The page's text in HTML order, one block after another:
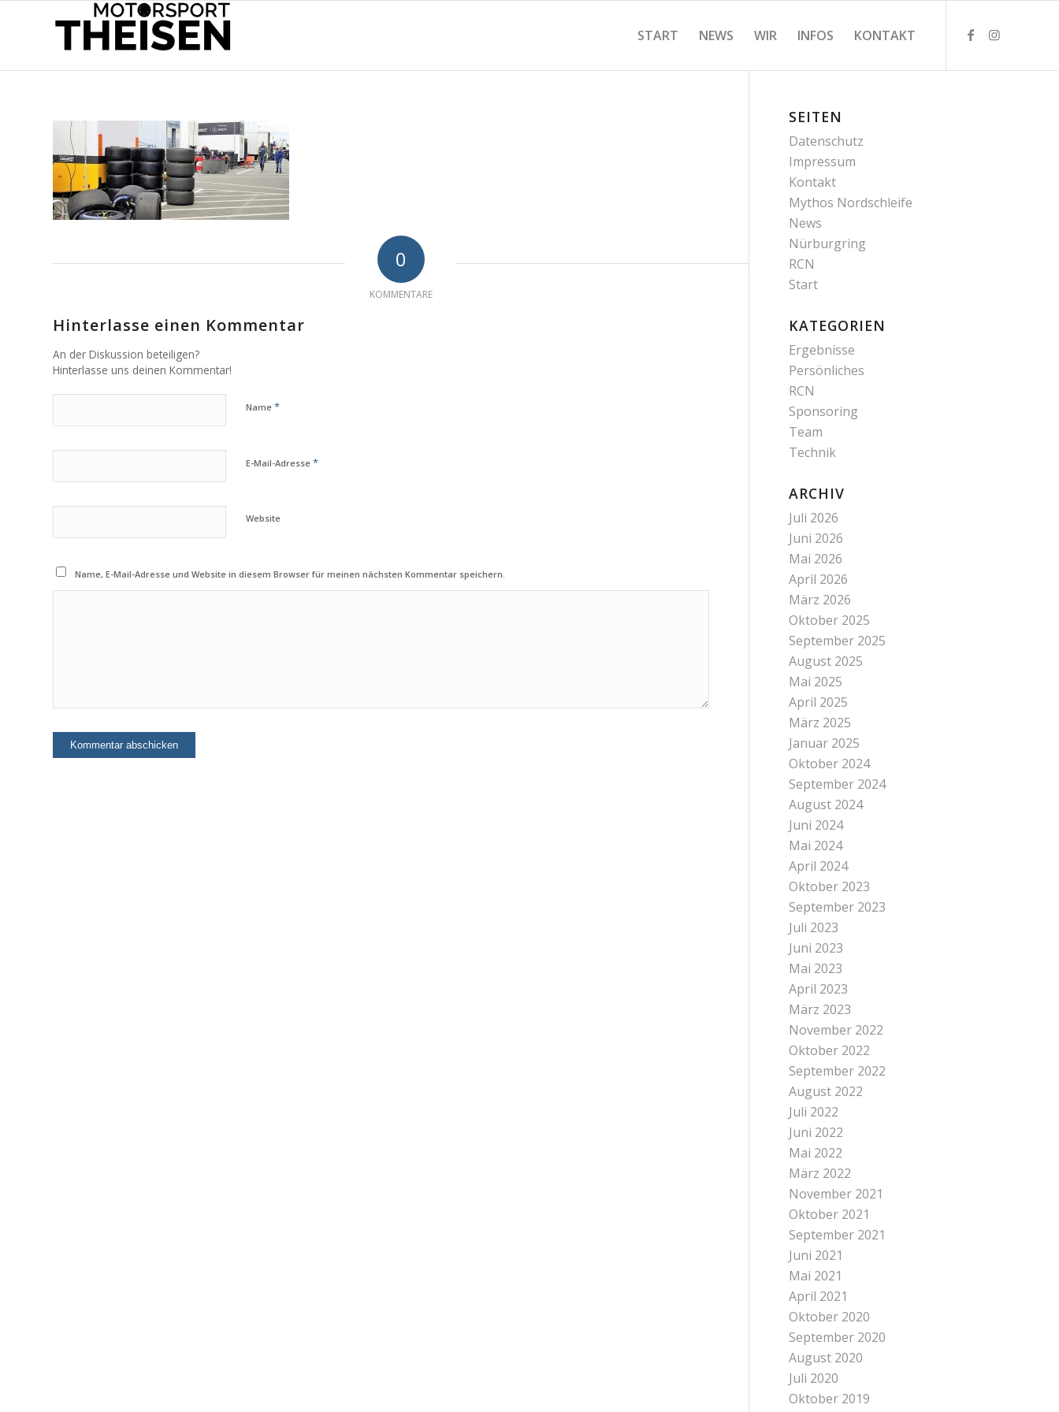
START NEWS WIR INFOS KONTAKT
0
KOMMENTARE
Hinterlasse einen Kommentar
An der Diskussion beteiligen?
Hinterlasse uns deinen Kommentar!
Name *
E-Mail-Adresse *
Website
Name, E-Mail-Adresse und Website in diesem Browser für meinen nächsten Kommentar speichern.
SEITEN
Datenschutz
Impressum
Kontakt
Mythos Nordschleife
News
Nürburgring
RCN
Start
KATEGORIEN
Ergebnisse
Persönliches
RCN
Sponsoring
Team
Technik
ARCHIV
Juli 2026
Juni 2026
Mai 2026
April 2026
März 2026
Oktober 2025
September 2025
August 2025
Mai 2025
April 2025
März 2025
Januar 2025
Oktober 2024
September 2024
August 2024
Juni 2024
Mai 2024
April 2024
Oktober 2023
September 2023
Juli 2023
Juni 2023
Mai 2023
April 2023
März 2023
November 2022
Oktober 2022
September 2022
August 2022
Juli 2022
Juni 2022
Mai 2022
März 2022
November 2021
Oktober 2021
September 2021
Juni 2021
Mai 2021
April 2021
Oktober 2020
September 2020
August 2020
Juli 2020
Oktober 2019